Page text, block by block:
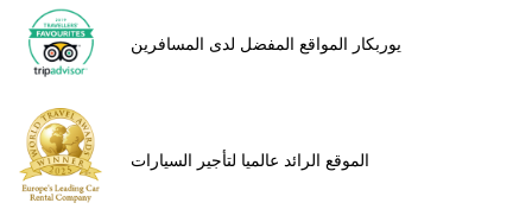
يوربكار المواقع المفضل لدى المسافرين
الموقع الرائد عالميا لتأجير السيارات